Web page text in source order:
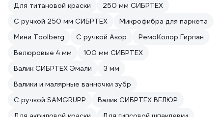
Для титановой краски
250 мм СИБРТЕХ
С ручкой 250 мм СИБРТЕХ
Микрофибра для паркета
Мини Toolberg
С ручкой Акор
РемоКолор Гирпан
Велюровые 4 мм
100 мм СИБРТЕХ
Валик СИБРТЕХ Эмали
3 мм
Валики и малярные ванночки зубр
С ручкой SAMGRUPP
Валик СИБРТЕХ ВЕЛЮР